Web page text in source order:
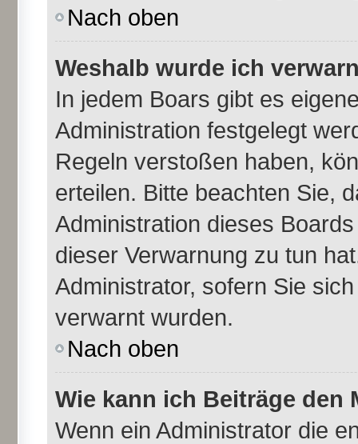
Nach oben
Weshalb wurde ich
In jedem Boars gibt es
Administration festgelegt
Regeln verstoßen haben,
erteilen. Bitte beachten Sie,
Administration dieses
dieser Verwarnung zu tun
Administrator, sofern Sie
verwarnt wurden.
Nach oben
Wie kann ich Beiträge den
Wenn ein Administrator die